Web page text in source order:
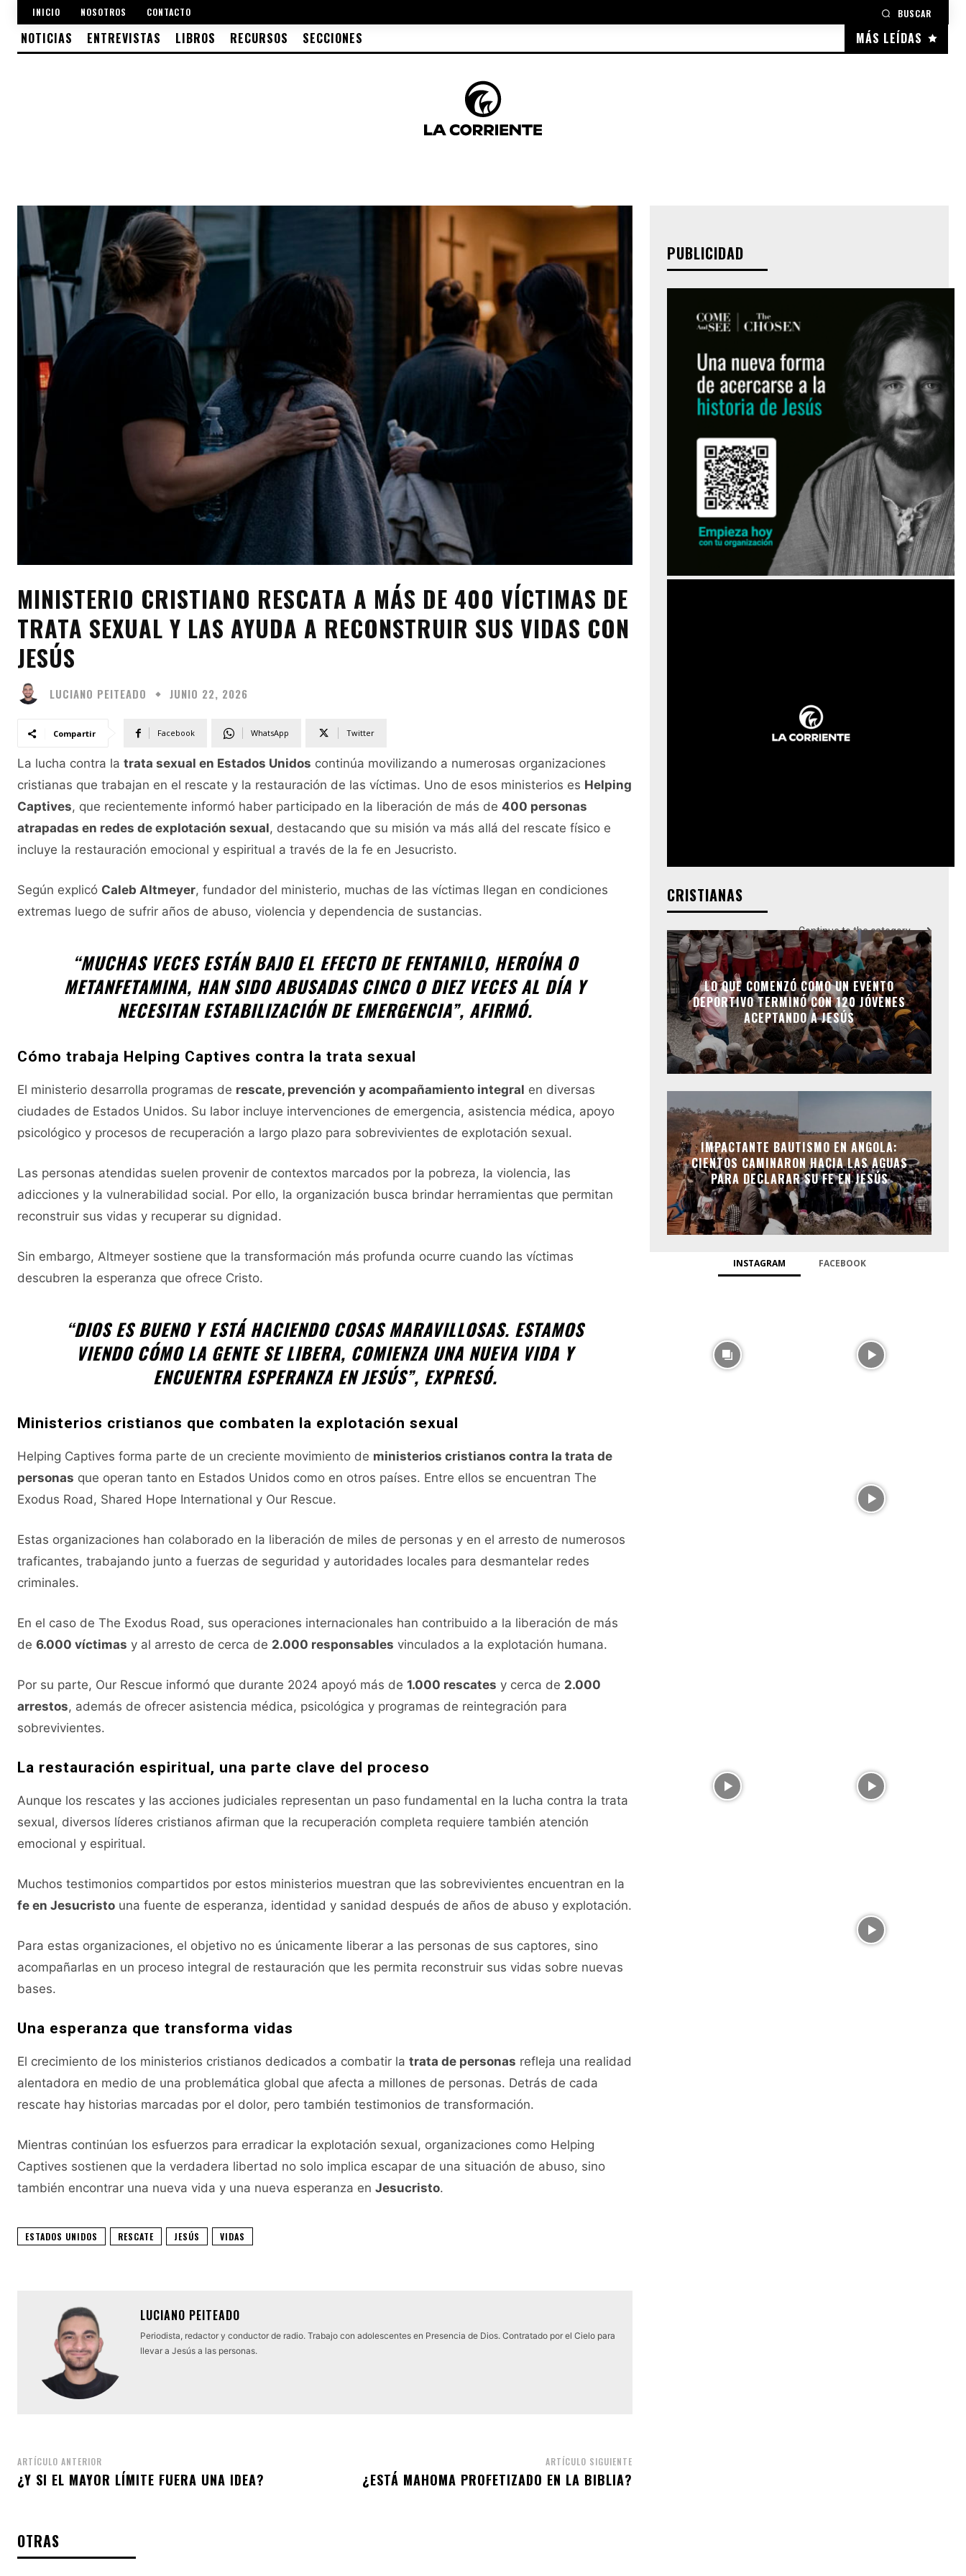
INICIO NOSOTROS CONTACTO BUSCAR
MÁS LEÍDAS
NOTICIAS ENTREVISTAS LIBROS RECURSOS SECCIONES
MINISTERIO CRISTIANO RESCATA A MÁS DE 400 VÍCTIMAS DE
TRATA SEXUAL Y LAS AYUDA A RECONSTRUIR SUS VIDAS CON
JESÚS
LUCIANO PEITEADO JUNIO 22, 2026
Compartir Facebook Twitter
WhatsApp
La lucha contra la trata sexual en Estados Unidos continúa movilizando a numerosas organizaciones
cristianas que trabajan en el rescate y la restauración de las víctimas. Uno de esos ministerios es Helping
Captives, que recientemente informó haber participado en la liberación de más de 400 personas
atrapadas en redes de explotación sexual, destacando que su misión va más allá del rescate físico e
incluye la restauración emocional y espiritual a través de la fe en Jesucristo.
Según explicó Caleb Altmeyer, fundador del ministerio, muchas de las víctimas llegan en condiciones
extremas luego de sufrir años de abuso, violencia y dependencia de sustancias.
“MUCHAS VECES ESTÁN BAJO EL EFECTO DE FENTANILO, HEROÍNA O
METANFETAMINA, HAN SIDO ABUSADAS CINCO O DIEZ VECES AL DÍA Y
NECESITAN ESTABILIZACIÓN DE EMERGENCIA”, AFIRMÓ.
Cómo trabaja Helping Captives contra la trata sexual
El ministerio desarrolla programas de rescate, prevención y acompañamiento integral en diversas
ciudades de Estados Unidos. Su labor incluye intervenciones de emergencia, asistencia médica, apoyo
psicológico y procesos de recuperación a largo plazo para sobrevivientes de explotación sexual.
Las personas atendidas suelen provenir de contextos marcados por la pobreza, la violencia, las
adicciones y la vulnerabilidad social. Por ello, la organización busca brindar herramientas que permitan
reconstruir sus vidas y recuperar su dignidad.
Sin embargo, Altmeyer sostiene que la transformación más profunda ocurre cuando las víctimas
descubren la esperanza que ofrece Cristo.
“DIOS ES BUENO Y ESTÁ HACIENDO COSAS MARAVILLOSAS. ESTAMOS
VIENDO CÓMO LA GENTE SE LIBERA, COMIENZA UNA NUEVA VIDA Y
ENCUENTRA ESPERANZA EN JESÚS”, EXPRESÓ.
Ministerios cristianos que combaten la explotación sexual
Helping Captives forma parte de un creciente movimiento de ministerios cristianos contra la trata de
personas que operan tanto en Estados Unidos como en otros países. Entre ellos se encuentran The
Exodus Road, Shared Hope International y Our Rescue.
Estas organizaciones han colaborado en la liberación de miles de personas y en el arresto de numerosos
traficantes, trabajando junto a fuerzas de seguridad y autoridades locales para desmantelar redes
criminales.
En el caso de The Exodus Road, sus operaciones internacionales han contribuido a la liberación de más
de 6.000 víctimas y al arresto de cerca de 2.000 responsables vinculados a la explotación humana.
Por su parte, Our Rescue informó que durante 2024 apoyó más de 1.000 rescates y cerca de 2.000
arrestos, además de ofrecer asistencia médica, psicológica y programas de reintegración para
sobrevivientes.
La restauración espiritual, una parte clave del proceso
Aunque los rescates y las acciones judiciales representan un paso fundamental en la lucha contra la trata
sexual, diversos líderes cristianos afirman que la recuperación completa requiere también atención
emocional y espiritual.
Muchos testimonios compartidos por estos ministerios muestran que las sobrevivientes encuentran en la
fe en Jesucristo una fuente de esperanza, identidad y sanidad después de años de abuso y explotación.
Para estas organizaciones, el objetivo no es únicamente liberar a las personas de sus captores, sino
acompañarlas en un proceso integral de restauración que les permita reconstruir sus vidas sobre nuevas
bases.
Una esperanza que transforma vidas
El crecimiento de los ministerios cristianos dedicados a combatir la trata de personas refleja una realidad
alentadora en medio de una problemática global que afecta a millones de personas. Detrás de cada
rescate hay historias marcadas por el dolor, pero también testimonios de transformación.
Mientras continúan los esfuerzos para erradicar la explotación sexual, organizaciones como Helping
Captives sostienen que la verdadera libertad no solo implica escapar de una situación de abuso, sino
también encontrar una nueva vida y una nueva esperanza en Jesucristo.
ESTADOS UNIDOS RESCATE JESÚS VIDAS
LUCIANO PEITEADO
Periodista, redactor y conductor de radio. Trabajo con adolescentes en Presencia de Dios. Contratado por el Cielo para
llevar a Jesús a las personas.
ARTÍCULO ANTERIOR
¿Y SI EL MAYOR LÍMITE FUERA UNA IDEA?
ARTÍCULO SIGUIENTE
¿ESTÁ MAHOMA PROFETIZADO EN LA BIBLIA?
OTRAS
PUBLICIDAD
CRISTIANAS
Continue to the category
LO QUE COMENZÓ COMO UN EVENTO
DEPORTIVO TERMINÓ CON 120 JÓVENES
ACEPTANDO A JESÚS
IMPACTANTE BAUTISMO EN ANGOLA:
CIENTOS CAMINARON HACIA LAS AGUAS
PARA DECLARAR SU FE EN JESÚS
INSTAGRAM FACEBOOK